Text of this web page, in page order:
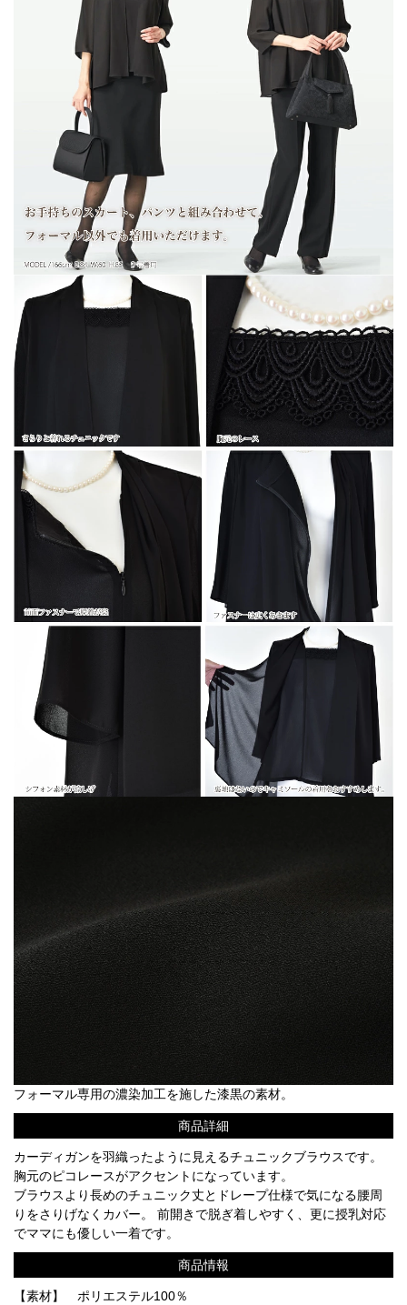
フォーマル専用の濃染加工を施した漆黒の素材。
商品詳細
カーディガンを羽織ったように見えるチュニックブラウスです。
胸元のピコレースがアクセントになっています。
ブラウスより長めのチュニック丈とドレープ仕様で気になる腰周
りをさりげなくカバー。 前開きで脱ぎ着しやすく、更に授乳対応
でママにも優しい一着です。
商品情報
【素材】 ポリエステル100％